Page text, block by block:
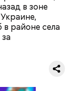
в зоне
районе села
за
мужчины
устраивают
время,
пока
что через год